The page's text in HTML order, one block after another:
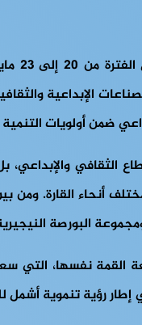
الإبداعية
ضمن أولويات التنمية
الثقافي
ومجموعة البورصة
نفسها، التي سعت
رؤية تنموية أشمل